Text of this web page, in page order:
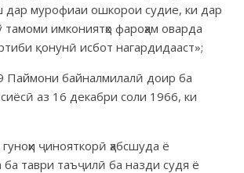
дар мурофиаи ошкорои судие, ки дар
тамоми имкониятҳо фароҳам оварда
қонунӣ исбот нагардидааст»;
Паймони байналмилалӣ доир ба
сиёсӣ аз 16 декабри соли 1966, ки
ҷинояткорӣ ҳабсшуда ё
таври таъҷилӣ ба назди судя ё